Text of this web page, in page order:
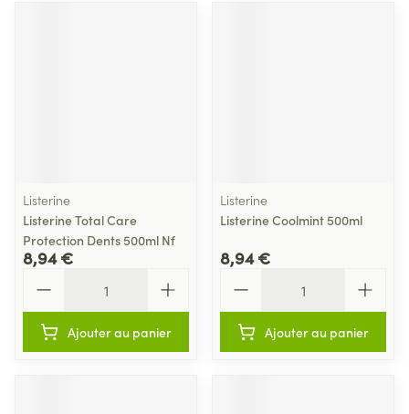
Listerine
Listerine Total Care
Protection Dents 500ml Nf
8,94 €
Ajouter au panier
Listerine
Listerine Coolmint 500ml
8,94 €
Ajouter au panier